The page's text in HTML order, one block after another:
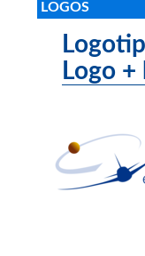
LOGOS
Logo